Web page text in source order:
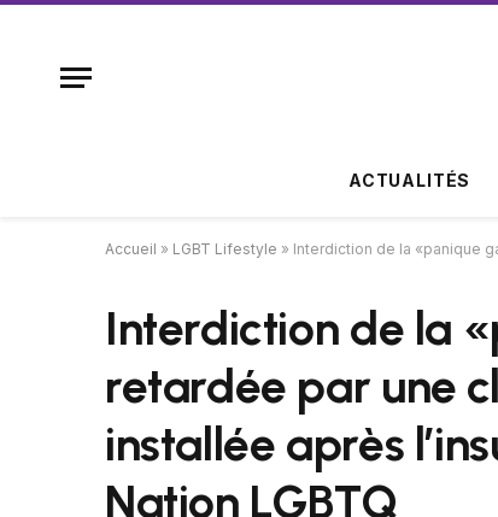
ACTUALITÉS
Accueil » LGBT Lifestyle » Interdiction de la «panique
Interdiction de la
retardée par une
installée après
Nation LGBTQ